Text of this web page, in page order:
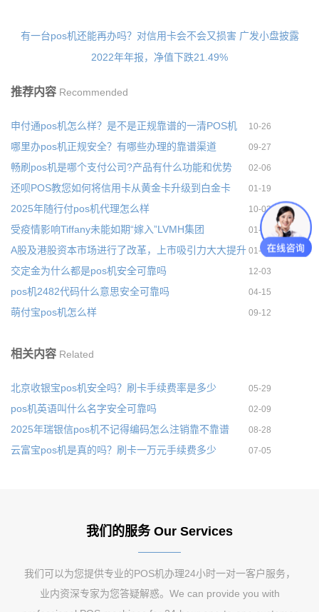
有一台pos机还能再办吗？对信用卡会不会又损害 广发小盘披露
2022年年报，净值下跌21.49%
推荐内容 Recommended
申付通pos机怎么样？是不是正规靠谱的一清POS机 10-26
哪里办pos机正规安全？有哪些办理的靠谱渠道 09-27
畅刷pos机是哪个支付公司?产品有什么功能和优势 02-06
还呗POS教您如何将信用卡从黄金卡升级到白金卡 01-19
2025年随行付pos机代理怎么样 10-03
受疫情影响Tiffany未能如期“嫁入”LVMH集团 01-19
A股及港股资本市场进行了改革，上市吸引力大大提升 01-19
交定金为什么都是pos机安全可靠吗 12-03
pos机2482代码什么意思安全可靠吗 04-15
萌付宝pos机怎么样 09-12
相关内容 Related
北京收银宝pos机安全吗？刷卡手续费率是多少 05-29
pos机英语叫什么名字安全可靠吗 02-09
2025年瑞银信pos机不记得编码怎么注销靠不靠谱 08-28
云富宝pos机是真的吗？刷卡一万元手续费多少 07-05
我们的服务 Our Services
我们可以为您提供专业的POS机办理24小时一对一客户服务，
业内资深专家为您答疑解惑。We can provide you with